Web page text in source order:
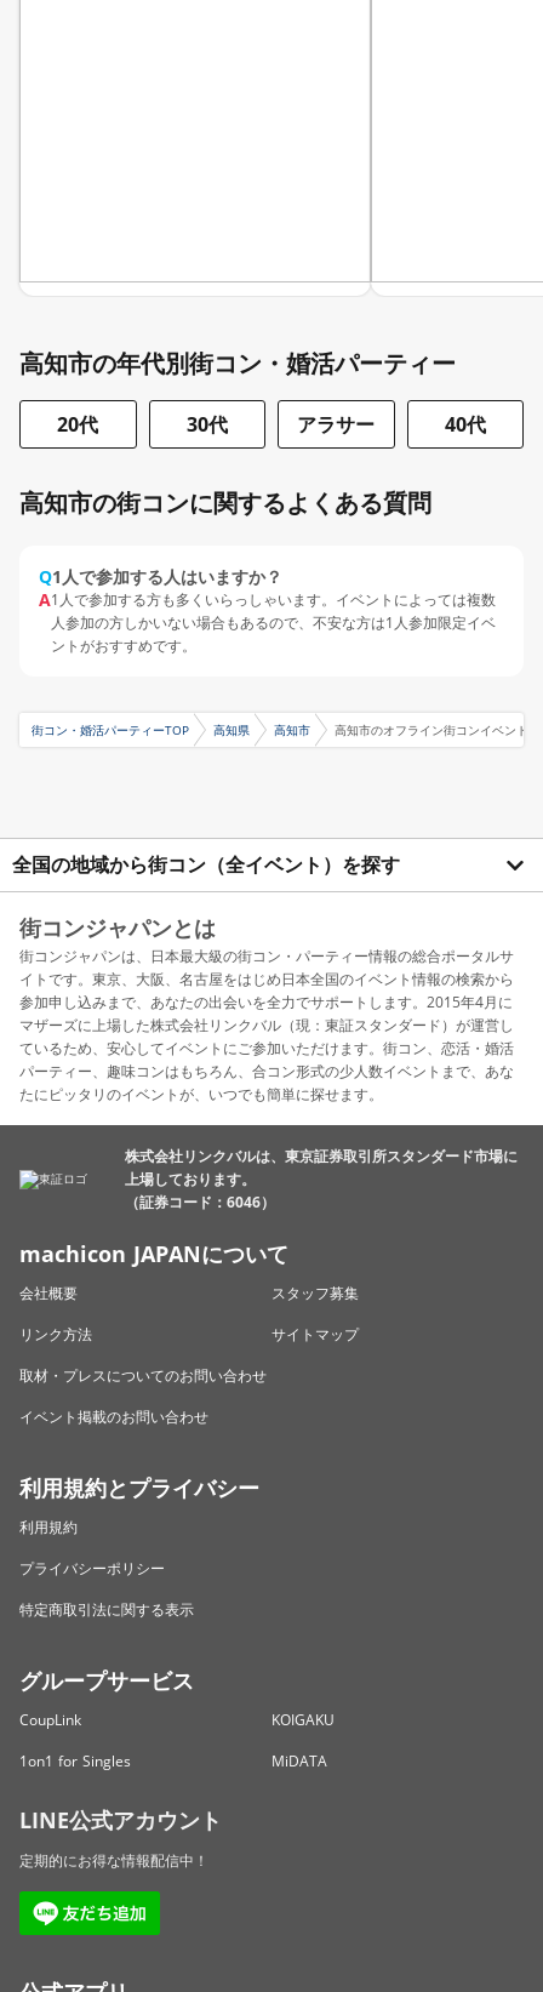
高知市の年代別街コン・婚活パーティー
20代 30代 アラサー 40代
高知市の街コンに関するよくある質問
Q1人で参加する人はいますか？
A1人で参加する方も多くいらっしゃいます。イベントによっては複数
人参加の方しかいない場合もあるので、不安な方は1人参加限定イベ
ントがおすすめです。
街コン・婚活パーティーTOP 高知県 高知市 高知市のオフライン街コンイベント
全国の地域から街コン（全イベント）を探す
街コンジャパンとは
街コンジャパンは、日本最大級の街コン・パーティー情報の総合ポータルサ
イトです。東京、大阪、名古屋をはじめ日本全国のイベント情報の検索から
参加申し込みまで、あなたの出会いを全力でサポートします。2015年4月に
マザーズに上場した株式会社リンクバル（現：東証スタンダード）が運営し
ているため、安心してイベントにご参加いただけます。街コン、恋活・婚活
パーティー、趣味コンはもちろん、合コン形式の少人数イベントまで、あな
たにピッタリのイベントが、いつでも簡単に探せます。
株式会社リンクバルは、東京証券取引所スタンダード市場に
上場しております。
（証券コード：6046）
machicon JAPANについて
会社概要
スタッフ募集
リンク方法
サイトマップ
取材・プレスについてのお問い合わせ
イベント掲載のお問い合わせ
利用規約とプライバシー
利用規約
プライバシーポリシー
特定商取引法に関する表示
グループサービス
CoupLink
KOIGAKU
1on1 for Singles
MiDATA
LINE公式アカウント
定期的にお得な情報配信中！